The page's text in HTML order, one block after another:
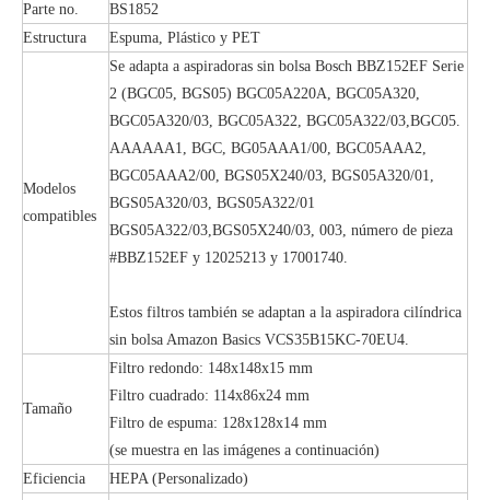
Parte no.
BS1852
Estructura
Espuma, Plástico y PET
Modelos
compatibles
Se adapta a aspiradoras sin bolsa Bosch BBZ152EF Serie
2 (BGC05, BGS05) BGC05A220A, BGC05A320,
BGC05A320/03, BGC05A322, BGC05A322/03,BGC05.
AAAAAA1, BGC, BG05AAA1/00, BGC05AAA2,
BGC05AAA2/00, BGS05X240/03, BGS05A320/01,
BGS05A320/03, BGS05A322/01
BGS05A322/03,BGS05X240/03, 003, número de pieza
#BBZ152EF y 12025213 y 17001740.
Estos filtros también se adaptan a la aspiradora cilíndrica
sin bolsa Amazon Basics VCS35B15KC-70EU4.
Tamaño
Filtro redondo: 148x148x15 mm
Filtro cuadrado: 114x86x24 mm
Filtro de espuma: 128x128x14 mm
(se muestra en las imágenes a continuación)
Eficiencia
HEPA (Personalizado)